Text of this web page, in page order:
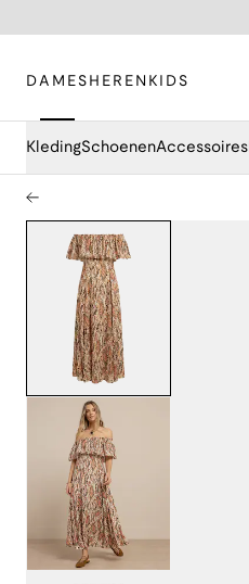
DAMES HEREN KIDS
KledingSchoenenAccessoires